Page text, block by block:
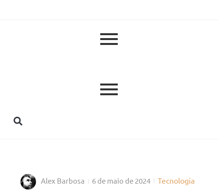
Alex Barbosa 6 de maio de 2024 Tecnologia